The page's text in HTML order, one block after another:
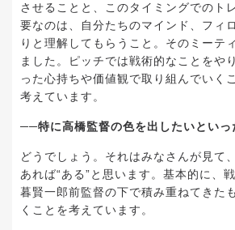
させることと、このタイミングでのト
要なのは、自分たちのマインド、フィ
りと理解してもらうこと。そのミーテ
ました。ピッチでは戦術的なことをや
った心持ちや価値観で取り組んでいく
考えています。
──特に高橋監督の色を出したいといっ
どうでしょう。それはみなさんが見て
あれば“ある”と思います。基本的に、
暮賢一郎前監督の下で積み重ねてきた
くことを考えています。